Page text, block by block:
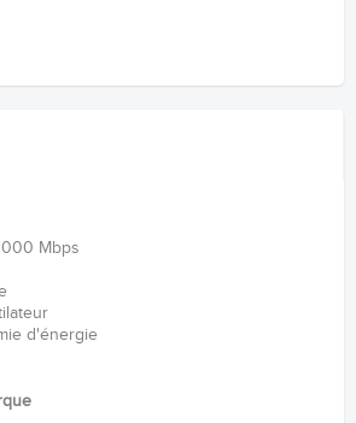
Mbps
d'énergie